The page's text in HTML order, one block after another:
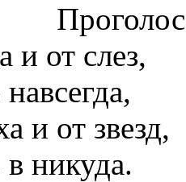
и от слез,
и от звезд,
никуда.